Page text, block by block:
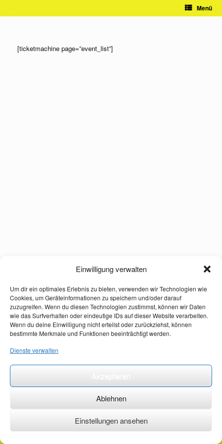
Einwilligung verwalten
Um dir ein optimales Erlebnis zu bieten, verwenden wir Technologien wie
Cookies, um Geräteinformationen zu speichern und/oder darauf
zuzugreifen. Wenn du diesen Technologien zustimmst, können wir Daten
wie das Surfverhalten oder eindeutige IDs auf dieser Website verarbeiten.
Wenn du deine Einwilligung nicht erteilst oder zurückziehst, können
bestimmte Merkmale und Funktionen beeinträchtigt werden.
Dienste verwalten
Ablehnen
Einstellungen ansehen
Menü
[ticketmachine page=”event_list”]
©2026 ·erstehilfekurs-mauch.de ·AGB ·Datenschutzerklärung ·Impressum ·